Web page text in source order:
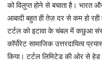
को विलुप्त होने से बचाता है। भारत
आबादी बहुत ही तेज़ दर से कम हो रही
टर्टल को इटावा के चंबल में कछुआ
कॉर्पोरेट सामाजिक उत्तरदायित्व
किया। टर्टल लिमिटेड की ओर से हेड